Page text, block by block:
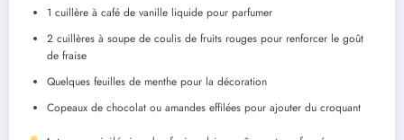
1 cuillère à café de vanille liquide pour parfumer
2 cuillères à soupe de coulis de fruits rouges pour renforcer le goût
de fraise
Quelques feuilles de menthe pour la décoration
Copeaux de chocolat ou amandes effilées pour ajouter du croquant